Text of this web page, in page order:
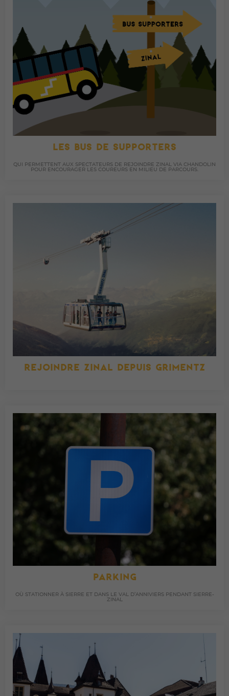
LES BUS DE SUPPORTERS
QUI PERMETTENT AUX SPECTATEURS DE REJOINDRE ZINAL VIA CHANDOLIN
POUR ENCOURAGER LES COUREURS EN MILIEU DE PARCOURS.
REJOINDRE ZINAL DEPUIS GRIMENTZ
PARKING
OÙ STATIONNER À SIERRE ET DANS LE VAL D’ANNIVIERS PENDANT SIERRE-
ZINAL